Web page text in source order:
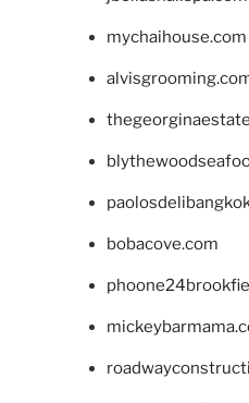
mychaihouse.com
bobacove.com